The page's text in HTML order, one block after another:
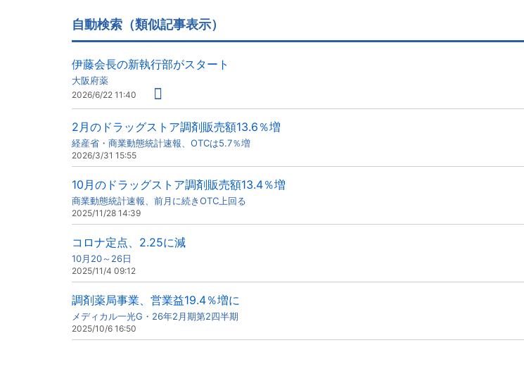
自動検索（類似記事表示）
伊藤会長の新執行部がスタート
大阪府薬
2026/6/22 11:40
2月のドラッグストア調剤販売額13.6％増
経産省・商業動態統計速報、OTCは5.7％増
2026/3/31 15:55
10月のドラッグストア調剤販売額13.4％増
商業動態統計速報、前月に続きOTC上回る
2025/11/28 14:39
コロナ定点、2.25に減
10月20～26日
2025/11/4 09:12
調剤薬局事業、営業益19.4％増に
メディカル一光G・26年2月期第2四半期
2025/10/6 16:50